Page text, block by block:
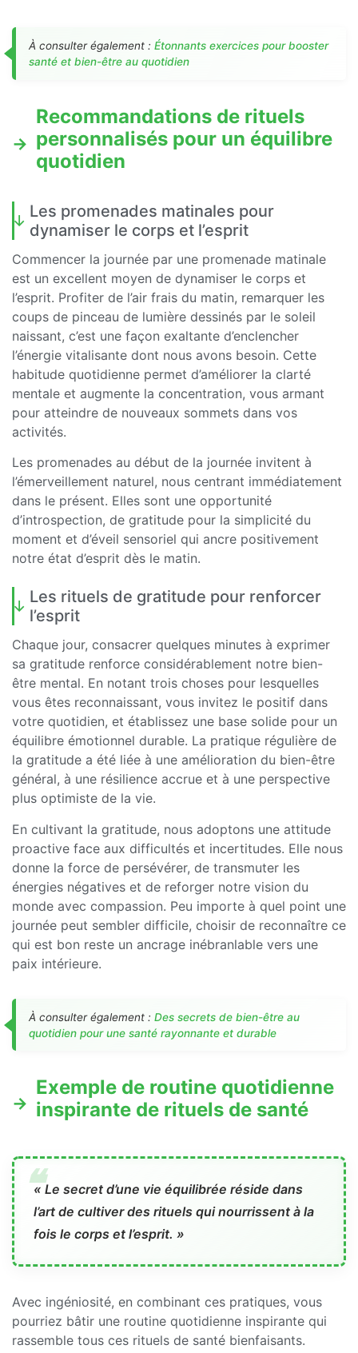
À consulter également : Étonnants exercices pour booster
santé et bien-être au quotidien
Recommandations de rituels
personnalisés pour un équilibre
quotidien
Les promenades matinales pour
dynamiser le corps et l’esprit
Commencer la journée par une promenade matinale
est un excellent moyen de dynamiser le corps et
l’esprit. Profiter de l’air frais du matin, remarquer les
coups de pinceau de lumière dessinés par le soleil
naissant, c’est une façon exaltante d’enclencher
l’énergie vitalisante dont nous avons besoin. Cette
habitude quotidienne permet d’améliorer la clarté
mentale et augmente la concentration, vous armant
pour atteindre de nouveaux sommets dans vos
activités.
Les promenades au début de la journée invitent à
l’émerveillement naturel, nous centrant immédiatement
dans le présent. Elles sont une opportunité
d’introspection, de gratitude pour la simplicité du
moment et d’éveil sensoriel qui ancre positivement
notre état d’esprit dès le matin.
Les rituels de gratitude pour renforcer
l’esprit
Chaque jour, consacrer quelques minutes à exprimer
sa gratitude renforce considérablement notre bien-
être mental. En notant trois choses pour lesquelles
vous êtes reconnaissant, vous invitez le positif dans
votre quotidien, et établissez une base solide pour un
équilibre émotionnel durable. La pratique régulière de
la gratitude a été liée à une amélioration du bien-être
général, à une résilience accrue et à une perspective
plus optimiste de la vie.
En cultivant la gratitude, nous adoptons une attitude
proactive face aux difficultés et incertitudes. Elle nous
donne la force de persévérer, de transmuter les
énergies négatives et de reforger notre vision du
monde avec compassion. Peu importe à quel point une
journée peut sembler difficile, choisir de reconnaître ce
qui est bon reste un ancrage inébranlable vers une
paix intérieure.
À consulter également : Des secrets de bien-être au
quotidien pour une santé rayonnante et durable
Exemple de routine quotidienne
inspirante de rituels de santé
« Le secret d’une vie équilibrée réside dans
l’art de cultiver des rituels qui nourrissent à la
fois le corps et l’esprit. »
Avec ingéniosité, en combinant ces pratiques, vous
pourriez bâtir une routine quotidienne inspirante qui
rassemble tous ces rituels de santé bienfaisants.